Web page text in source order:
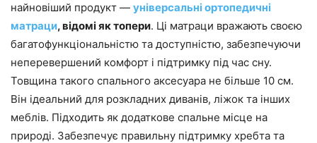
найновіший продукт — універсальні ортопедичні
матраци, відомі як топери. Ці матраци вражають своєю
багатофункціональністю та доступністю, забезпечуючи
неперевершений комфорт і підтримку під час сну.
Товщина такого спального аксесуара не більше 10 см.
Він ідеальний для розкладних диванів, ліжок та інших
меблів. Підходить як додаткове спальне місце на
природі. Забезпечує правильну підтримку хребта та